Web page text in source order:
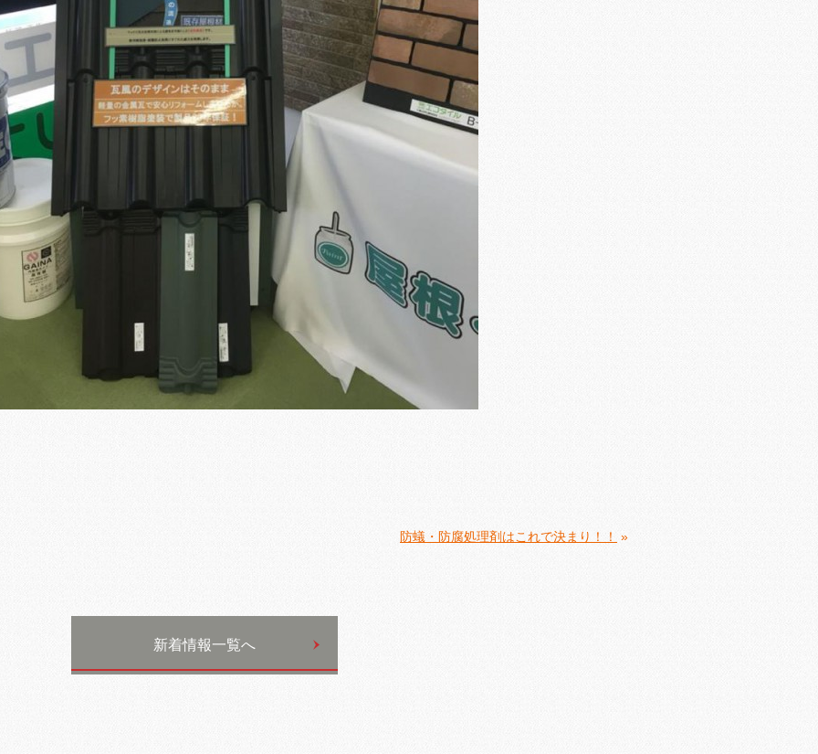
防蟻・防腐処理剤はこれで決まり！！ »
新着情報一覧へ